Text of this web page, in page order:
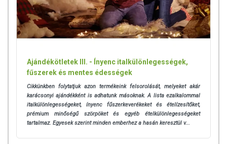
Ajándékötletek III. - Ínyenc italkülönlegességek,
fűszerek és mentes édességek
Cikkünkben folytatjuk azon termékeink felsorolását, melyeket akár
karácsonyi ajándékként is adhatunk másoknak. A lista ezalkalommal
italkülönlegességeket, ínyenc fűszerkeverékeket és ételízesítőket,
prémium minőségű szörpöket és egyéb ételkülönlegességeket
tartalmaz. Egyesek szerint minden emberhez a hasán keresztül v...